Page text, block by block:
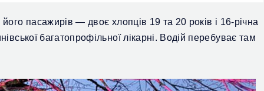
пасажирів — двоє хлопців 19 та 20 років і 16-річна
багатопрофільної лікарні. Водій перебуває там